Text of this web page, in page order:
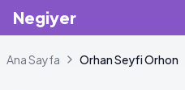
Negiyer
Ana Sayfa OrhanSeyfi Orhon